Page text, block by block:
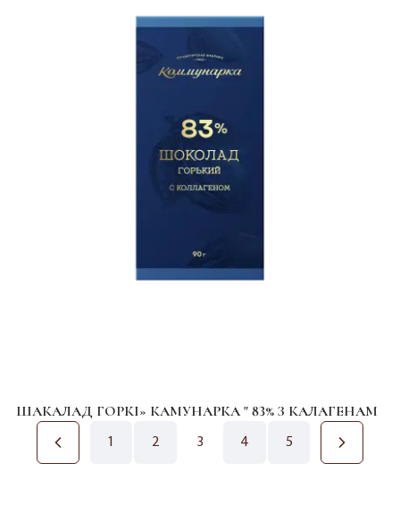
ШАКАЛАД ГОРКІ» КАМУНАРКА " 83% З КАЛАГЕНАМ
1 2 3 4 5